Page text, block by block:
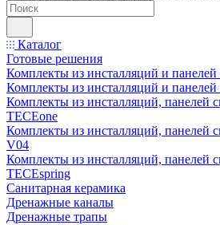
Каталог
Готовые решения
Комплекты из инсталляций и
Комплекты из инсталляций и
Комплекты из инсталляций, панелей
TECEone
Комплекты из инсталляций, панелей
V04
Комплекты из инсталляций, панелей
TECEspring
Санитарная керамика
Дренажные каналы
Дренажные трапы